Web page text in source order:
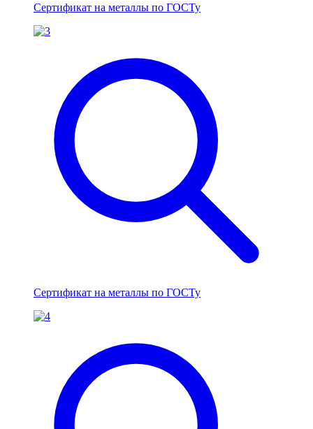
Сертификат на металлы по ГОСТу
Сертификат на металлы по ГОСТу